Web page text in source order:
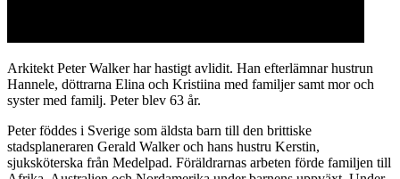
Arkitekt Peter Walker har hastigt avlidit. Han efterlämnar hustrun
Hannele, döttrarna Elina och Kristiina med familjer samt mor och
syster med familj. Peter blev 63 år.
Peter föddes i Sverige som äldsta barn till den brittiske
stadsplaneraren Gerald Walker och hans hustru Kerstin,
sjuksköterska från Medelpad. Föräldrarnas arbeten förde familjen till